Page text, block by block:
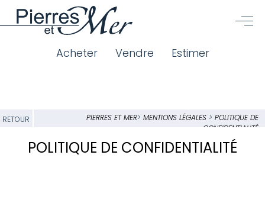
Acheter Vendre Estimer
RETOUR PIERRES ET MER> MENTIONS LÉGALES> POLITIQUE DE
CONFIDENTIALITÉ
POLITIQUE DE CONFIDENTIALITÉ